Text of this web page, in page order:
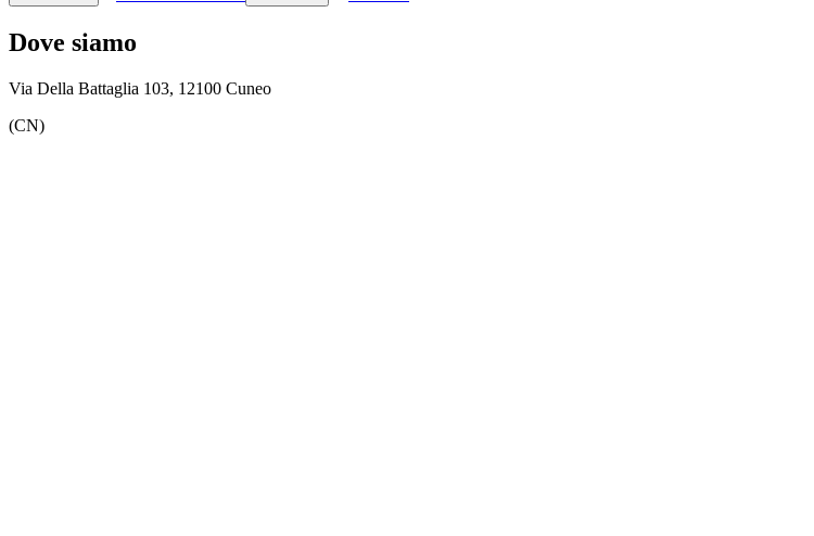
Dove siamo
Via Della Battaglia 103, 12100 Cuneo
(CN)